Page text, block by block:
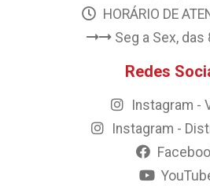
HORÁRIO DE
Seg a Sex, das
Redes
Instagram -
Instagram -